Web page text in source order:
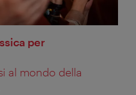
per
al mondo della